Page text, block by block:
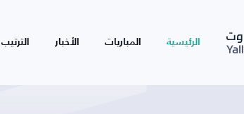
الرئيسية المباريات الأخبار الترتيب